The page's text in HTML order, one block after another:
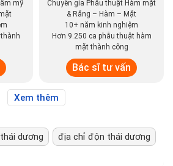
mỹ
Chuyên gia Phẫu thuật Hàm mặt
& Răng – Hàm – Mặt
10+ năm kinh nghiệm
Hơn 9.250 ca phẫu thuật hàm
mặt thành công
Bác sĩ tư vấn
Xem thêm
dương
địa chỉ độn thái dương